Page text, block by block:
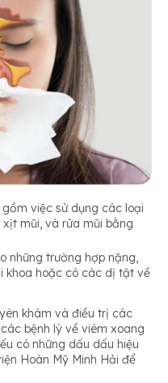
gồm việc sử dụng các loại
mũi, và rửa mũi bằng
những trường hợp nặng,
khoa hoặc có các dị tật về
khám và điều trị các
bệnh lý về viêm xoang
có những dấu dấu hiệu
Hoàn Mỹ Minh Hải để